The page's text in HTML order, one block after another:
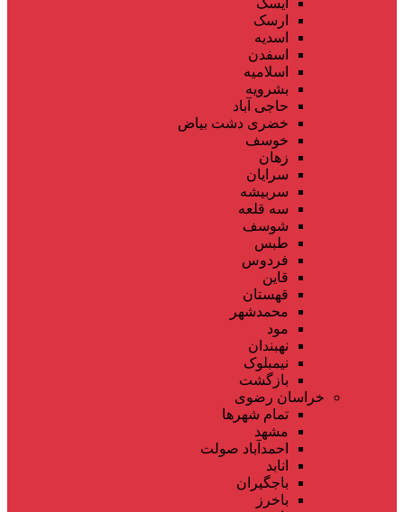
ارسک
اسدیه
اسفدن
اسلامیه
بشرویه
حاجی آباد
خضری دشت بیاض
خوسف
زهان
سرایان
سربیشه
سه قلعه
شوسف
طبس
فردوس
قاین
قهستان
محمدشهر
مود
نهبندان
نیمبلوک
بازگشت
خراسان رضوی
تمام شهر‌ها
مشهد
احمدآباد صولت
انابد
باجگیران
باخرز